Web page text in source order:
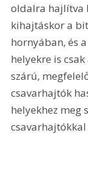
oldalra hajlítva
kihajtáskor a
hornyában, és
helyekre is
szárú,
csavarhajtók
helyekhez meg